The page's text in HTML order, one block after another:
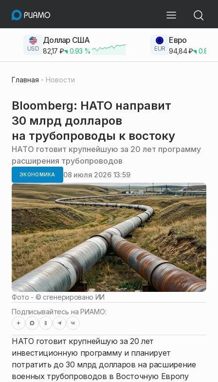
USD
Доллар США
82,17 ₽ 0.93 % EUR
Евро
94,84₽ 0.83
Главная Новости
Bloomberg: НАТО направит
30 млрд долларов
на трубопроводы к востоку
НАТО готовит крупнейшую за 20 лет программу
расширения трубопроводов
ЭКОНОМИКА 08 июля 2026 13:59
Фото - © сгенерировано ИИ
Подписывайтесь на РИАМО:
НАТО готовит крупнейшую за 20 лет
инвестиционную программу и планирует
потратить до 30 млрд долларов на расширение
военных трубопроводов в Восточную Европу